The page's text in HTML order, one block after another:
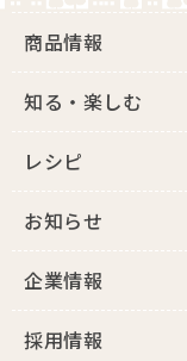
商品情報
知る・楽しむ
レシピ
お知らせ
企業情報
採用情報